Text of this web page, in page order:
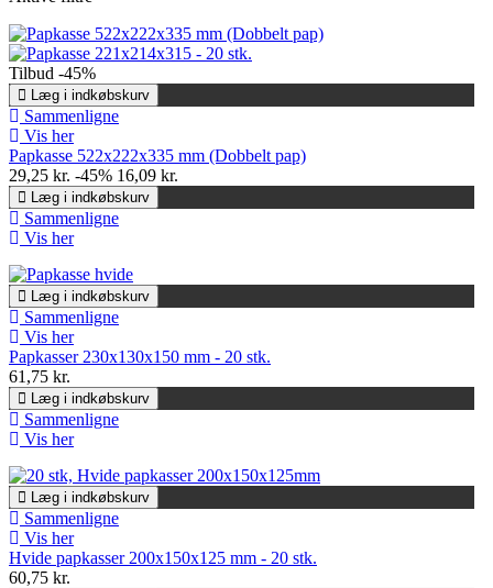
Tilbud -45%
Læg i indkøbskurv
Sammenligne
Vis her
Papkasse 522x222x335 mm (Dobbelt pap)
29,25 kr. -45% 16,09 kr.
Læg i indkøbskurv
Sammenligne
Vis her
Læg i indkøbskurv
Sammenligne
Vis her
Papkasser 230x130x150 mm - 20 stk.
61,75 kr.
Læg i indkøbskurv
Sammenligne
Vis her
Læg i indkøbskurv
Sammenligne
Vis her
Hvide papkasser 200x150x125 mm - 20 stk.
60,75 kr.